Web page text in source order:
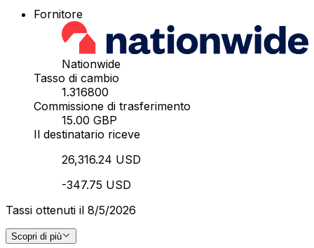
Fornitore
Nationwide
Tasso di cambio
1.316800
Commissione di trasferimento
15.00 GBP
Il destinatario riceve
26,316.24 USD
-347.75 USD
Tassi ottenuti il 8/5/2026
Scopri di più